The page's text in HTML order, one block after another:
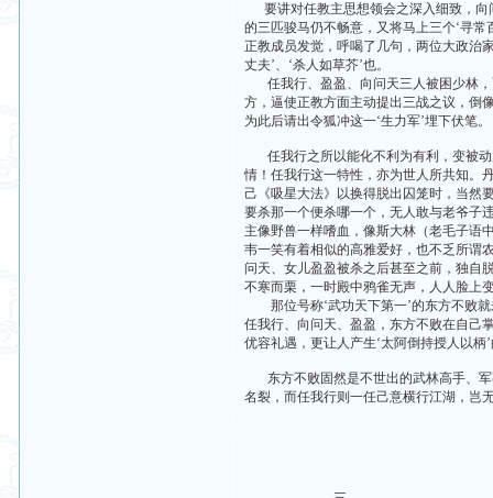
要讲对任教主思想领会之深入细致，向
的三匹骏马仍不畅意，又将马上三个‘寻
正教成员发觉，呼喝了几句，两位大政治
丈夫’、‘杀人如草芥’也。
任我行、盈盈、向问天三人被困少林，
方，逼使正教方面主动提出三战之议，倒
为此后请出令狐冲这一‘生力军’埋下伏笔。
任我行之所以能化不利为有利，变被动
情！任我行这一特性，亦为世人所共知。
己《吸星大法》以换得脱出囚笼时，当然
要杀那一个便杀哪一个，无人敢与老爷子
主像野兽一样嗜血，像斯大林（老毛子语
韦一笑有着相似的高雅爱好，也不乏所谓
问天、女儿盈盈被杀之后甚至之前，独自
不寒而栗，一时殿中鸦雀无声，人人脸上
那位号称‘武功天下第一’的东方不败就
任我行、向问天、盈盈，东方不败在自己
优容礼遇，更让人产生‘太阿倒持授人以柄
东方不败固然是不世出的武林高手、军
名裂，而任我行则一任己意横行江湖，岂